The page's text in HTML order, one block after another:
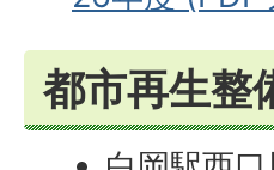
都市再生整